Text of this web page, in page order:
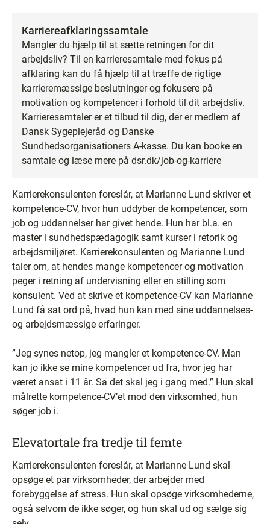
Karriereafklaringssamtale
Mangler du hjælp til at sætte retningen for dit
arbejdsliv? Til en karrieresamtale med fokus på
afklaring kan du få hjælp til at træffe de rigtige
karrieremæssige beslutninger og fokusere på
motivation og kompetencer i forhold til dit arbejdsliv.
Karrieresamtaler er et tilbud til dig, der er medlem af
Dansk Sygeplejeråd og Danske
Sundhedsorganisationers A-kasse. Du kan booke en
samtale og læse mere på dsr.dk/job-og-karriere
Karrierekonsulenten foreslår, at Marianne Lund skriver et
kompetence-CV, hvor hun uddyber de kompetencer, som
job og uddannelser har givet hende. Hun har bl.a. en
master i sundhedspædagogik samt kurser i retorik og
arbejdsmiljøret. Karrierekonsulenten og Marianne Lund
taler om, at hendes mange kompetencer og motivation
peger i retning af undervisning eller en stilling som
konsulent. Ved at skrive et kompetence-CV kan Marianne
Lund få sat ord på, hvad hun kan med sine uddannelses-
og arbejdsmæssige erfaringer.
”Jeg synes netop, jeg mangler et kompetence-CV. Man
kan jo ikke se mine kompetencer ud fra, hvor jeg har
været ansat i 11 år. Så det skal jeg i gang med.” Hun skal
målrette kompetence-CV’et mod den virksomhed, hun
søger job i.
Elevatortale fra tredje til femte
Karrierekonsulenten foreslår, at Marianne Lund skal
opsøge et par virksomheder, der arbejder med
forebyggelse af stress. Hun skal opsøge virksomhederne,
også selvom de ikke søger, og hun skal ud og sælge sig